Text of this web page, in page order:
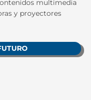
multimedia
y proyectores